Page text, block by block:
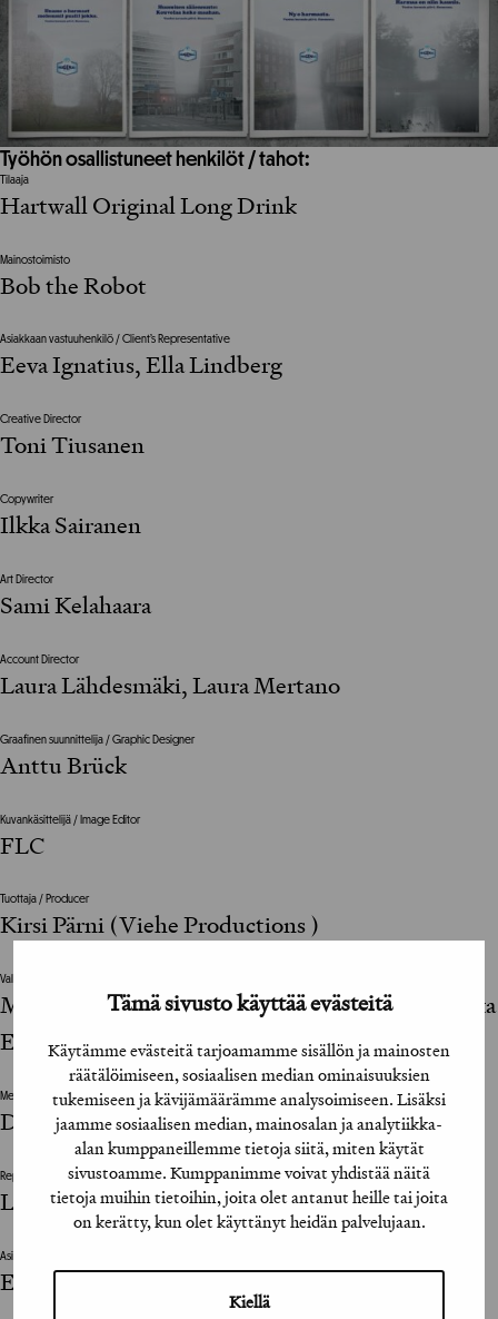
Tämä sivusto käyttää evästeitä
Käytämme evästeitä tarjoamamme sisällön ja mainosten
räätälöimiseen, sosiaalisen median ominaisuuksien
tukemiseen ja kävijämäärämme analysoimiseen. Lisäksi
jaamme sosiaalisen median, mainosalan ja analytiikka-
alan kumppaneillemme tietoja siitä, miten käytät
sivustoamme. Kumppanimme voivat yhdistää näitä
tietoja muihin tietoihin, joita olet antanut heille tai joita
on kerätty, kun olet käyttänyt heidän palvelujaan.
Kiellä
Työhön osallistuneet henkilöt / tahot:
Tilaaja
Hartwall Original Long Drink
Mainostoimisto
Bob the Robot
Asiakkaan vastuuhenkilö / Client’s Representative
Eeva Ignatius, Ella Lindberg
Creative Director
Toni Tiusanen
Copywriter
Ilkka Sairanen
Art Director
Sami Kelahaara
Account Director
Laura Lähdesmäki, Laura Mertano
Graafinen suunnittelija / Graphic Designer
Anttu Brück
Kuvankäsittelijä / Image Editor
FLC
Tuottaja / Producer
Kirsi Pärni (Viehe Productions )
Valokuvat / Photographs
Mikko Vares, Sami Malmberg, Pasi Leino, Tuukka
Ervasti
Mediatoimisto / Media Agency
Dagmar
Repro / Reproduction
LSB
Asiakkaan vastuuhenkilö / Client’s Representative
Eeva Ignatius, Ella Lindberg